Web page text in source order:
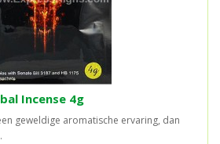
Incense 4g
geweldige aromatische ervaring, dan